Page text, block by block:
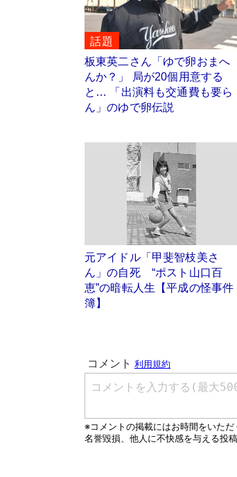
話題
板東英二さん「ゆで卵おまへ
んか？」 局が20個用意する
と… 「出演料も交通費も要ら
ん」のゆで卵伝説
元アイドル「甲斐智枝美さ
ん」の自死 “ポスト山口百
恵”の暗転人生【平成の怪事件
簿】